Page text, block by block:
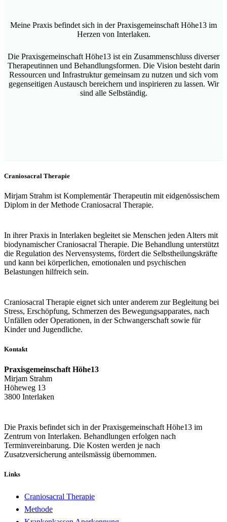
Meine Praxis befindet sich in der Praxisgemeinschaft Höhe13 im
Herzen von Interlaken.
Die Praxisgemeinschaft Höhe13 ist ein Zusammenschluss diverser
Therapeutinnen und Behandlungsformen. Die Vision besteht darin
Ressourcen und Infrastruktur gemeinsam zu nutzen und sich vom
gegenseitigen Austausch bereichern und inspirieren zu lassen. Wir
sind alle Selbständig.
Craniosacral Therapie
Mirjam Strahm ist Komplementär Therapeutin mit eidgenössischem
Diplom in der Methode Craniosacral Therapie.
In ihrer Praxis in Interlaken begleitet sie Menschen jeden Alters mit
biodynamischer Craniosacral Therapie. Die Behandlung unterstützt
die Regulation des Nervensystems, fördert die Selbstheilungskräfte
und kann bei körperlichen, emotionalen und psychischen
Belastungen hilfreich sein.
Craniosacral Therapie eignet sich unter anderem zur Begleitung bei
Stress, Erschöpfung, Schmerzen des Bewegungsapparates, nach
Unfällen oder Operationen, in der Schwangerschaft sowie für
Kinder und Jugendliche.
Kontakt
Praxisgemeinschaft Höhe13
Mirjam Strahm
Höheweg 13
3800 Interlaken
Die Praxis befindet sich in der Praxisgemeinschaft Höhe13 im
Zentrum von Interlaken. Behandlungen erfolgen nach
Terminvereinbarung. Die Kosten werden je nach
Zusatzversicherung anteilsmässig übernommen.
Links
Craniosacral Therapie
Methode